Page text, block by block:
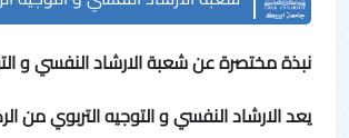
نبذة مختصرة عن شعبة الارشاد النفسي و
يعد الارشاد النفسي و التوجيه التربوي من